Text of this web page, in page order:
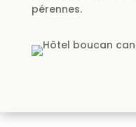
pérennes.